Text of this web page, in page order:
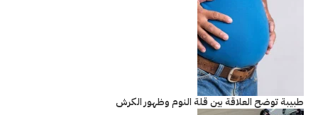
طبيبة توضح العلاقة بين قلة النوم وظهور الكرش